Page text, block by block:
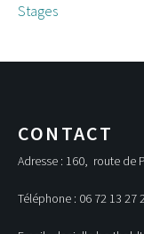
Stages
CONTACT
Adresse : 160, route de
Téléphone : 06 72 13 27